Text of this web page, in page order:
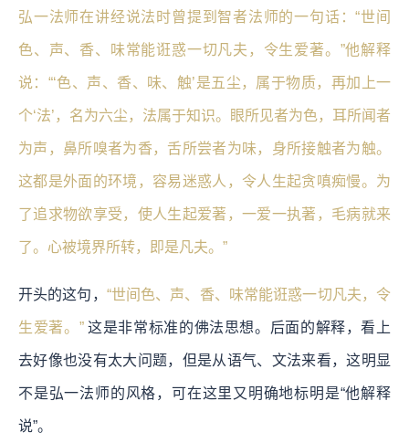
弘一法师在讲经说法时曾提到智者法师的一句话：“世间
色、声、香、味常能诳惑一切凡夫，令生爱著。”他解释
说：“‘色、声、香、味、触’是五尘，属于物质，再加上一
个‘法’，名为六尘，法属于知识。眼所见者为色，耳所闻者
为声，鼻所嗅者为香，舌所尝者为味，身所接触者为触。
这都是外面的环境，容易迷惑人，令人生起贪嗔痴慢。为
了追求物欲享受，使人生起爱著，一爱一执著，毛病就来
了。心被境界所转，即是凡夫。”
开头的这句， “世间色、声、香、味常能诳惑一切凡夫，令
生爱著。”这是非常标准的佛法思想。后面的解释，看上
去好像也没有太大问题，但是从语气、文法来看，这明显
不是弘一法师的风格，可在这里又明确地标明是“他解释
说”。